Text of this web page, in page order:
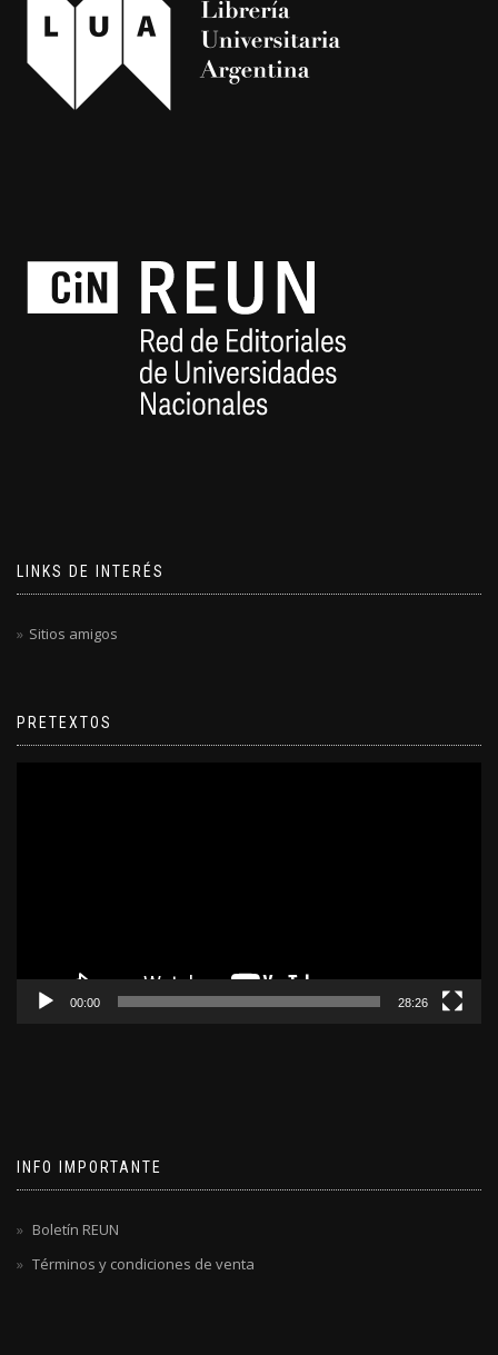
LINKS DE INTERÉS
Sitios amigos
PRETEXTOS
00:00 28:26
INFO IMPORTANTE
Boletín REUN
Términos y condiciones de venta